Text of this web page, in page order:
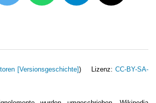
[Versionsgeschichte]) Lizenz: CC-BY-SA-